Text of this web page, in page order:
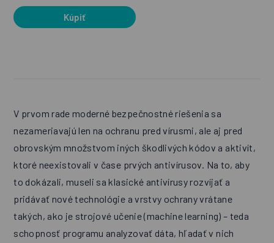
Kúpiť
V prvom rade moderné bezpečnostné riešenia sa
nezameriavajú len na ochranu pred vírusmi, ale aj pred
obrovským množstvom iných škodlivých kódov a aktivít,
ktoré neexistovali v čase prvých antivírusov. Na to, aby
to dokázali, museli sa klasické antivírusy rozvíjať a
pridávať nové technológie a vrstvy ochrany vrátane
takých, ako je strojové učenie (machine learning) – teda
schopnosť programu analyzovať dáta, hľadať v nich